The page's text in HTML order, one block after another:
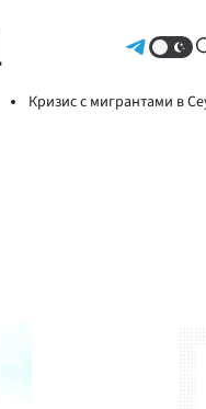
Кризис с мигрантами в